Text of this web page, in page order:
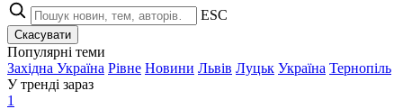
ESC
Скасувати
Популярні теми
Західна Україна Рівне Новини Львів Луцьк Україна Тернопіль
У тренді зараз
1